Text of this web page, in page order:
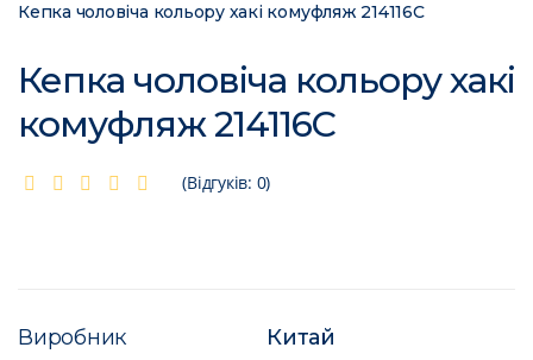
Кепка чоловіча кольору хакі комуфляж 214116C
Кепка чоловіча кольору хакі
комуфляж 214116C
(Відгуків: 0)
Виробник
Китай